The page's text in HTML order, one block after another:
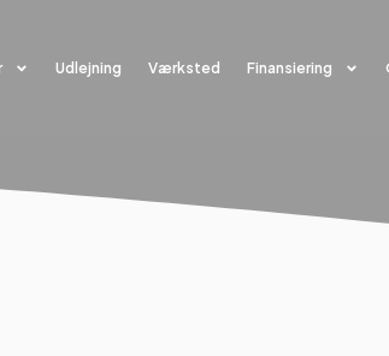
Udlejning Værksted Finansiering